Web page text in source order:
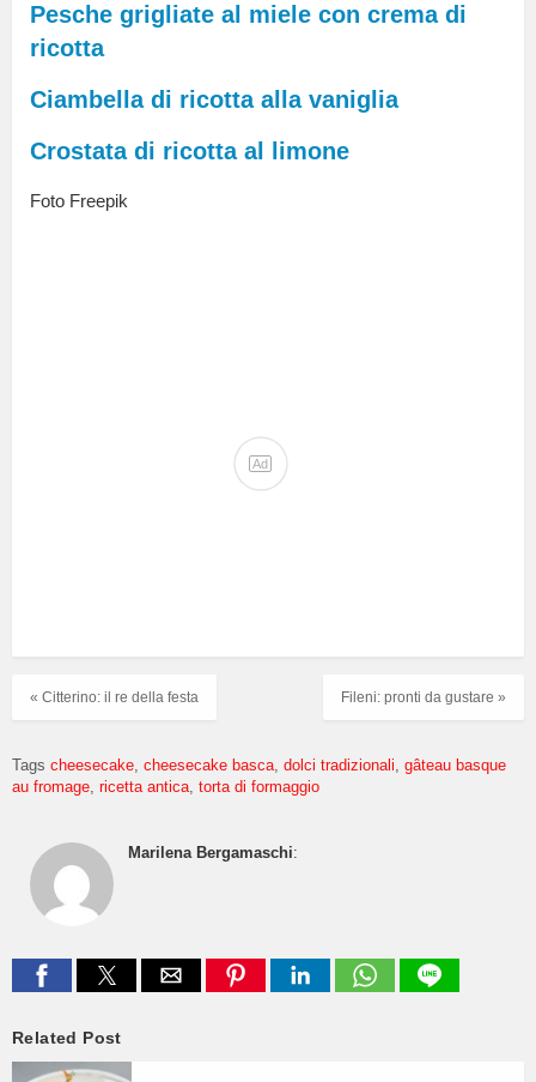
Pesche grigliate al miele con crema di
ricotta
Ciambella di ricotta alla vaniglia
Crostata di ricotta al limone
Foto Freepik
Ad
Fileni: pronti da gustare »
« Citterino: il re della festa
Tags cheesecake cheesecake basca dolci tradizionali gâteau basque
au fromage ricetta antica torta di formaggio
Marilena Bergamaschi:
Related Post